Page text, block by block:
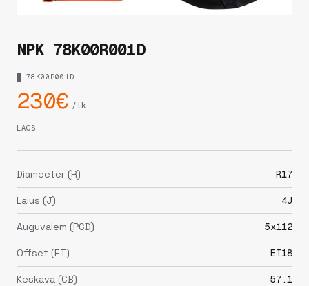
NPK 78K00R001D
█ 78K00R001D
230€ /tk
LAOS
Diameeter (R) R17
Laius (J) 4J
Auguvalem (PCD) 5x112
Offset (ET) ET18
Keskava (CB) 57.1